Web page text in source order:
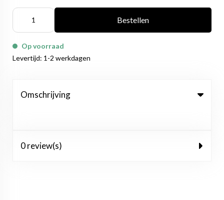
Bestellen
Op voorraad
Levertijd: 1-2 werkdagen
Omschrijving
0 review(s)